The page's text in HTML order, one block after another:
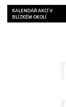
KALENDÁŘ AKCÍ V
BLÍZKÉM OKOLÍ